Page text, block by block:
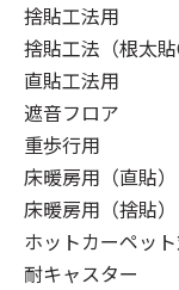
捨貼工法用
捨貼工法（根太貼
直貼工法用
遮音フロア
重歩行用
床暖房用（直貼）
床暖房用（捨貼）
ホットカーペッ
耐キャスター